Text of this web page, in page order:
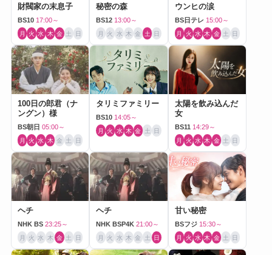
財閥家の末息子
BS10 17:00～
月 火 水 木 金 土 日
秘密の森
BS12 13:00～
月 火 水 木 金 土 日
ウンヒの涙
BS日テレ 15:00～
月 火 水 木 金 土 日
100日の郎君（ナ
ングン）様
BS朝日 05:00～
月 火 水 木 金 土 日
タリミファミリー
BS10 14:05～
月 火 水 木 金 土 日
太陽を飲み込んだ
女
BS11 14:29～
月 火 水 木 金 土 日
ヘチ
NHK BS 23:25～
月 火 水 木 金 土 日
ヘチ
NHK BSP4K 21:00～
月 火 水 木 金 土 日
甘い秘密
BSフジ 15:30～
月 火 水 木 金 土 日